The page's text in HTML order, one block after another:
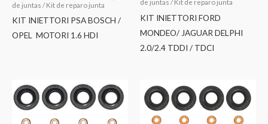
de juntas / Kit de reparo junta
KIT INIETTORI PSA BOSCH /
OPEL MOTORI 1.6 HDI
de juntas / Kit de reparo junta
KIT INIETTORI FORD
MONDEO/ JAGUAR DELPHI
2.0/2.4 TDDI / TDCI